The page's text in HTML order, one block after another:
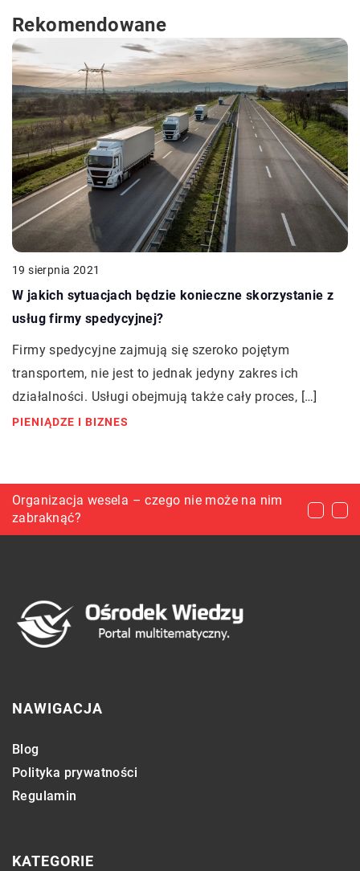
Rekomendowane
19 sierpnia 2021
W jakich sytuacjach będzie konieczne skorzystanie z
usług firmy spedycyjnej?
Firmy spedycyjne zajmują się szeroko pojętym
transportem, nie jest to jednak jedyny zakres ich
działalności. Usługi obejmują także cały proces, […]
PIENIĄDZE I BIZNES
W jaki sposób dokonuje się wymiany urwanej
świecy żarowej na nową?
Organizacja wesela – czego nie może na nim
zabraknąć?
Czy warto zatrudnić fachowców do aranżacji
domu?
NAWIGACJA
Blog
Polityka prywatności
Regulamin
KATEGORIE